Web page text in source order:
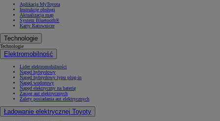
Aplikacja MyToyota
Instrukcje obsługi
Aktualizacja map
System Bluetooth®
Karty Ratownicze
Technologie
Technologie
Elektromobilność
Lider elektromobilności
Napęd hybrydowy
Napęd hybrydowy typu plug-in
Napęd wodorowy
Napęd elektryczny na baterię
Zasięg aut elektrycznych
Zalety posiadania aut elektrycznych
Ładowanie elektrycznej Toyoty